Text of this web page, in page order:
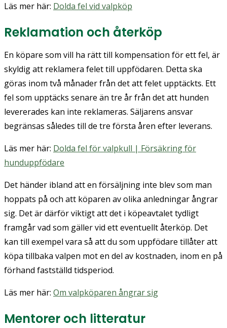
Läs mer här: Dolda fel vid valpköp
Reklamation och återköp
En köpare som vill ha rätt till kompensation för ett fel, är
skyldig att reklamera felet till uppfödaren. Detta ska
göras inom två månader från det att felet upptäckts. Ett
fel som upptäcks senare än tre år från det att hunden
levererades kan inte reklameras. Säljarens ansvar
begränsas således till de tre första åren efter leverans.
Läs mer här: Dolda fel för valpkull | Försäkring för
hunduppfödare
Det händer ibland att en försäljning inte blev som man
hoppats på och att köparen av olika anledningar ångrar
sig. Det är därför viktigt att det i köpeavtalet tydligt
framgår vad som gäller vid ett eventuellt återköp. Det
kan till exempel vara så att du som uppfödare tillåter att
köpa tillbaka valpen mot en del av kostnaden, inom en på
förhand fastställd tidsperiod.
Läs mer här: Om valpköparen ångrar sig
Mentorer och litteratur